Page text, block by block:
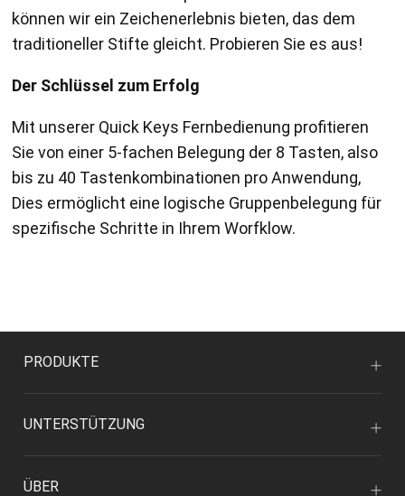
können wir ein Zeichenerlebnis bieten, das dem
traditioneller Stifte gleicht. Probieren Sie es aus!
Der Schlüssel zum Erfolg
Mit unserer Quick Keys Fernbedienung profitieren
Sie von einer 5-fachen Belegung der 8 Tasten, also
bis zu 40 Tastenkombinationen pro Anwendung,
Dies ermöglicht eine logische Gruppenbelegung für
spezifische Schritte in Ihrem Worfklow.
PRODUKTE
UNTERSTÜTZUNG
ÜBER